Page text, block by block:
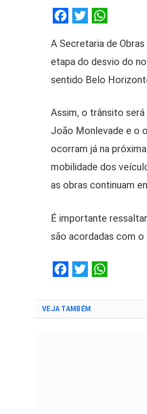
A Secretaria de
etapa do desvio do
sentido Belo
Assim, o trânsito
João Monlevade e o
ocorram já na
mobilidade dos
as obras continuam
É importante
são acordadas com
VEJA TAMBÉM